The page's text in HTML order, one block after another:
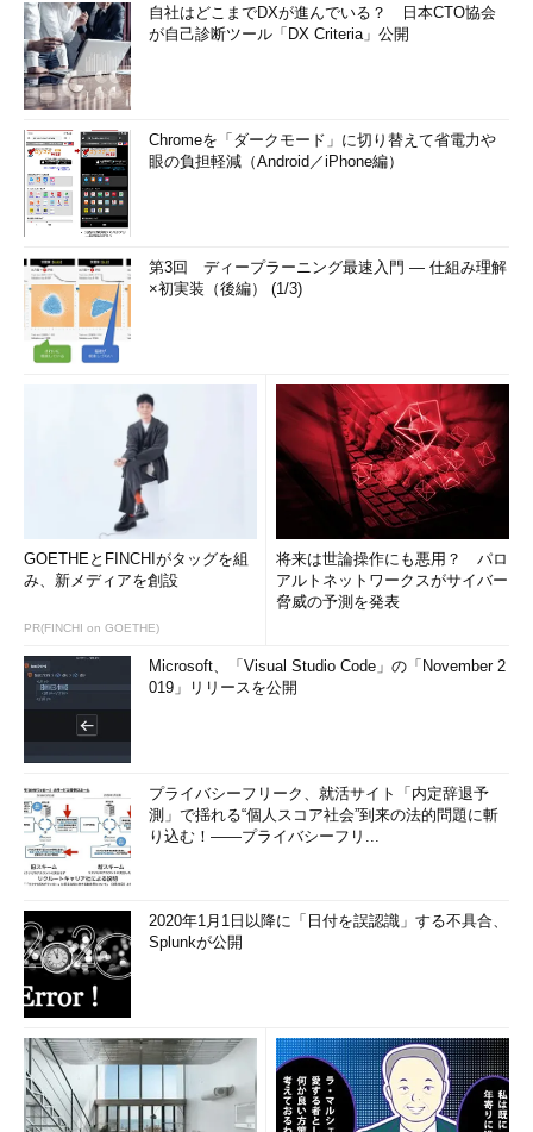
自社はどこまでDXが進んでいる？ 日本CTO協会
が自己診断ツール「DX Criteria」公開
Chromeを「ダークモード」に切り替えて省電力や
眼の負担軽減（Android／iPhone編）
第3回 ディープラーニング最速入門 ― 仕組み理解
×初実装（後編） (1/3)
GOETHEとFINCHIがタッグを組
み、新メディアを創設
PR(FINCHI on GOETHE)
将来は世論操作にも悪用？ パロ
アルトネットワークスがサイバー
脅威の予測を発表
Microsoft、「Visual Studio Code」の「November 2
019」リリースを公開
プライバシーフリーク、就活サイト「内定辞退予
測」で揺れる“個人スコア社会”到来の法的問題に斬
り込む！――プライバシーフリ...
2020年1月1日以降に「日付を誤認識」する不具合、
Splunkが公開